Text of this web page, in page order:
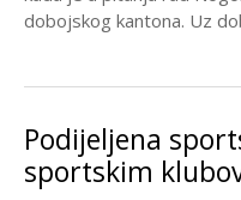
dobojskog kantona. Uz
Podijeljena
sportskim